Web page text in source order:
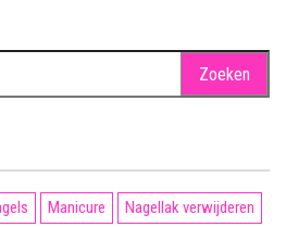
Manicure
Nagellak verwijderen